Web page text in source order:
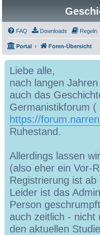
FAQ Downloads Regeln
Portal Foren-Übersicht
Liebe alle,
nach langen
auch das
Germanistikforum (
https://
Ruhestand.
Allerdings lassen
(also eher ein Vor-
Registrierung ist
Leider ist das
Person
auch zeitlich - nicht
den aktuellen